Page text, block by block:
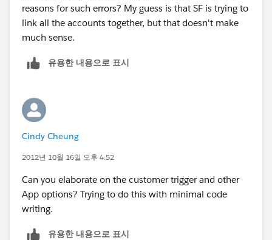
reasons for such errors? My guess is that SF is trying to
link all the accounts together, but that doesn't make
much sense.
유용한 내용으로 표시
Cindy Cheung
2012년 10월 16일 오후 4:52
Can you elaborate on the customer trigger and other
App options? Trying to do this with minimal code
writing.
유용한 내용으로 표시